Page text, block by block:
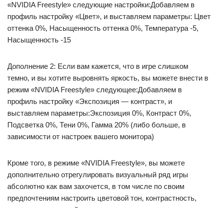
«NVIDIA Freestyle» следующие настройки:Добавляем в
профиль настройку «Цвет», и выставляем параметры: Цвет
оттенка 0%, Насыщенность оттенка 0%, Температура -5,
Насыщенность -15
Дополнение 2: Если вам кажется, что в игре слишком
темно, и вы хотите выровнять яркость, вы можете внести в
режим «NVIDIA Freestyle» следующее:Добавляем в
профиль настройку «Экспозиция — контраст», и
выставляем параметры:Экспозиция 0%, Контраст 0%,
Подсветка 0%, Тени 0%, Гамма 20% (либо больше, в
зависимости от настроек вашего монитора)
Кроме того, в режиме «NVIDIA Freestyle», вы можете
дополнительно отрегулировать визуальный ряд игры
абсолютно как вам захочется, в том числе по своим
предпочтениям настроить цветовой тон, контрастность,